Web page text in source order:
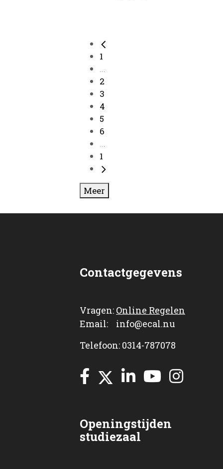
1
...
2
3
4
5
6
...
1
Meer
Contactgegevens
Vragen: Online Regelen
Email: info@ecal.nu
Telefoon: 0314-787078
Openingstijden
studiezaal